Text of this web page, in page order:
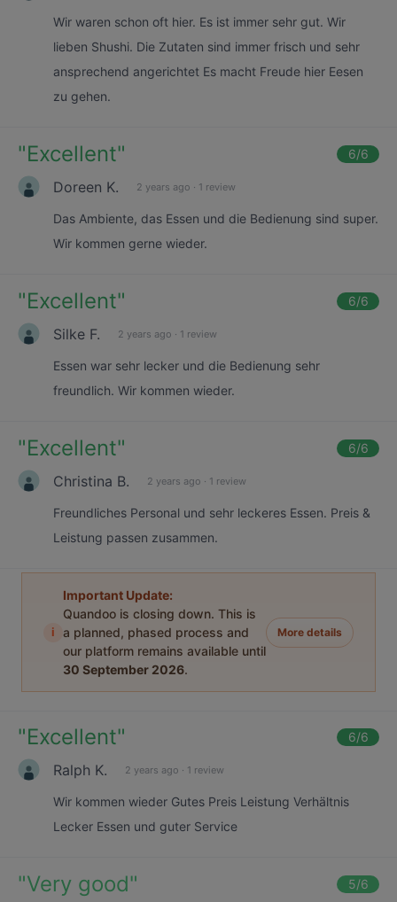
Wir waren schon oft hier. Es ist immer sehr gut. Wir
lieben Shushi. Die Zutaten sind immer frisch und sehr
ansprechend angerichtet Es macht Freude hier Eesen
zu gehen.
"Excellent" 6/6
Doreen K. 2 years ago · 1 review
Das Ambiente, das Essen und die Bedienung sind super.
Wir kommen gerne wieder.
"Excellent" 6/6
Silke F. 2 years ago · 1 review
Essen war sehr lecker und die Bedienung sehr
freundlich. Wir kommen wieder.
"Excellent" 6/6
Christina B. 2 years ago · 1 review
Freundliches Personal und sehr leckeres Essen. Preis &
Leistung passen zusammen.
i
Important Update:
Quandoo is closing down. This is
a planned, phased process and
our platform remains available until
30 September 2026.
More details
"Excellent" 6/6
Ralph K. 2 years ago · 1 review
Wir kommen wieder Gutes Preis Leistung Verhältnis
Lecker Essen und guter Service
"Very good" 5/6